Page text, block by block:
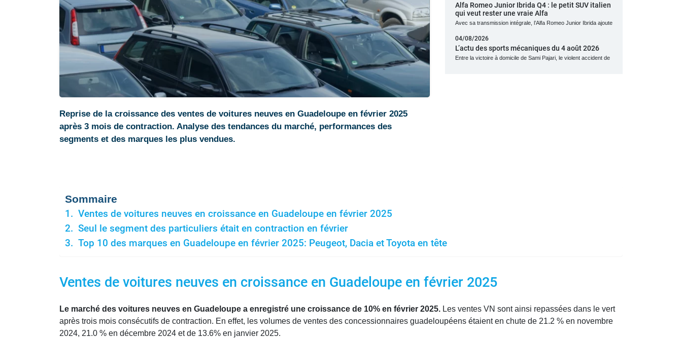
Reprise de la croissance des ventes de voitures neuves en Guadeloupe en février 2025
après 3 mois de contraction. Analyse des tendances du marché, performances des
segments et des marques les plus vendues.
Alfa Romeo Junior Ibrida Q4 : le petit SUV italien
qui veut rester une vraie Alfa
Avec sa transmission intégrale, l’Alfa Romeo Junior Ibrida ajoute
04/08/2026
L’actu des sports mécaniques du 4 août 2026
Entre la victoire à domicile de Sami Pajari, le violent accident de
Sommaire
Ventes de voitures neuves en croissance en Guadeloupe en février 2025
Seul le segment des particuliers était en contraction en février
Top 10 des marques en Guadeloupe en février 2025: Peugeot, Dacia et Toyota en tête
Ventes de voitures neuves en croissance en Guadeloupe en février 2025
Le marché des voitures neuves en Guadeloupe a enregistré une croissance de 10% en février 2025. Les ventes VN sont ainsi repassées dans le vert
après trois mois consécutifs de contraction. En effet, les volumes de ventes des concessionnaires guadeloupéens étaient en chute de 21.2 % en novembre
2024, 21.0 % en décembre 2024 et de 13.6% en janvier 2025.